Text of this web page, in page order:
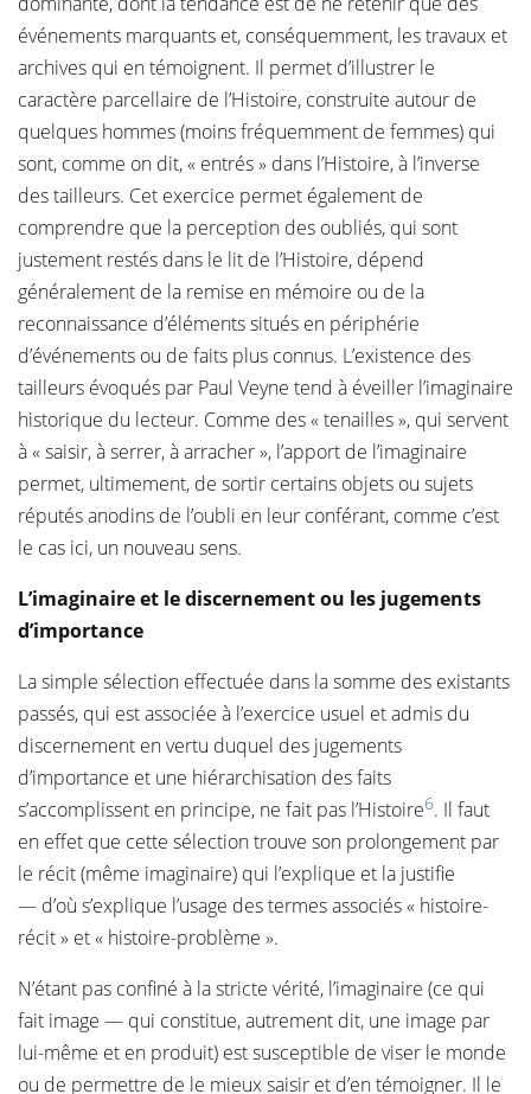
événements marquants et, conséquemment, les travaux et
archives qui en témoignent. Il permet d’illustrer le
caractère parcellaire de l’Histoire, construite autour de
quelques hommes (moins fréquemment de femmes) qui
sont, comme on dit, « entrés » dans l’Histoire, à l’inverse
des tailleurs. Cet exercice permet également de
comprendre que la perception des oubliés, qui sont
justement restés dans le lit de l’Histoire, dépend
généralement de la remise en mémoire ou de la
reconnaissance d’éléments situés en périphérie
d’événements ou de faits plus connus. L’existence des
tailleurs évoqués par Paul Veyne tend à éveiller l’imaginaire
historique du lecteur. Comme des « tenailles », qui servent
à « saisir, à serrer, à arracher », l’apport de l’imaginaire
permet, ultimement, de sortir certains objets ou sujets
réputés anodins de l’oubli en leur conférant, comme c’est
le cas ici, un nouveau sens.
L’imaginaire et le discernement ou les jugements
d’importance
La simple sélection effectuée dans la somme des existants
passés, qui est associée à l’exercice usuel et admis du
discernement en vertu duquel des jugements
d’importance et une hiérarchisation des faits
s’accomplissent en principe, ne fait pas l’Histoire6. Il faut
en effet que cette sélection trouve son prolongement par
le récit (même imaginaire) qui l’explique et la justifie
— d’où s’explique l’usage des termes associés « histoire-
récit » et « histoire-problème ».
N’étant pas confiné à la stricte vérité, l’imaginaire (ce qui
fait image — qui constitue, autrement dit, une image par
lui-même et en produit) est susceptible de viser le monde
ou de permettre de le mieux saisir et d’en témoigner. Il le